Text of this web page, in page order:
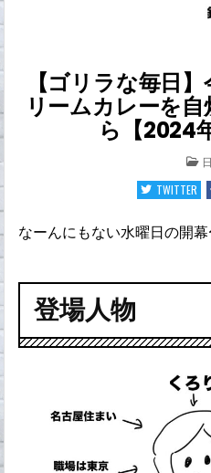
【ゴリラな毎日
リームカレーを
ら【2024
IN
TWITTER
なーんにもない水曜日の開幕
登場人物